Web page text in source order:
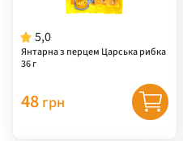
5,0
Янтарна з перцем Царська рибка
36 г
48 грн